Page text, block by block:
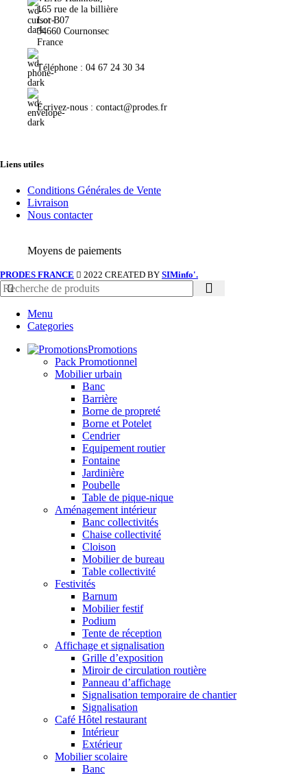
165 rue de la billière
Lot B07
34660 Cournonsec
France
Téléphone : 04 67 24 30 34
Écrivez-nous : contact@prodes.fr
Liens utiles
Conditions Générales de Vente
Livraison
Nous contacter
Moyens de paiements
PRODES FRANCE 2022 CREATED BY SIMinfo'.
Menu
Categories
Promotions
Pack Promotionnel
Mobilier urbain
Banc
Barrière
Borne de propreté
Borne et Potelet
Cendrier
Equipement routier
Fontaine
Jardinière
Poubelle
Table de pique-nique
Aménagement intérieur
Banc collectivités
Chaise collectivité
Cloison
Mobilier de bureau
Table collectivité
Festivités
Barnum
Mobilier festif
Podium
Tente de réception
Affichage et signalisation
Grille d’exposition
Miroir de circulation routière
Panneau d’affichage
Signalisation temporaire de chantier
Signalisation
Café Hôtel restaurant
Intérieur
Extérieur
Mobilier scolaire
Banc